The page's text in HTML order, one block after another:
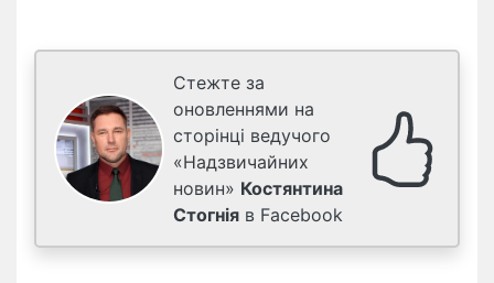
Стежте за
оновленнями на
сторінці ведучого
«Надзвичайних
новин» Костянтина
Стогнія в Facebook